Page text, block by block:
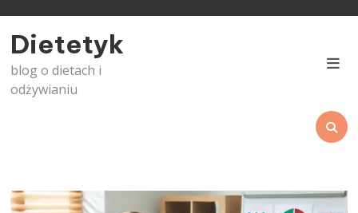
content
Dietetyk
blog o dietach i
odżywianiu